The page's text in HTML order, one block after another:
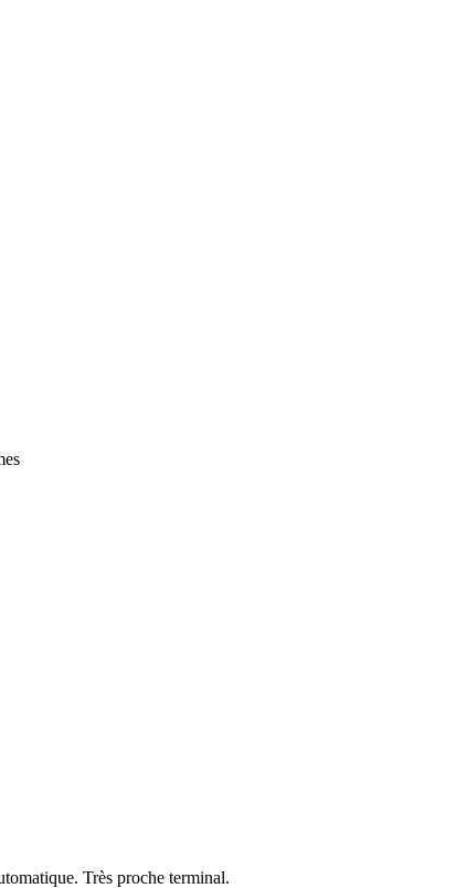
Très proche terminal.